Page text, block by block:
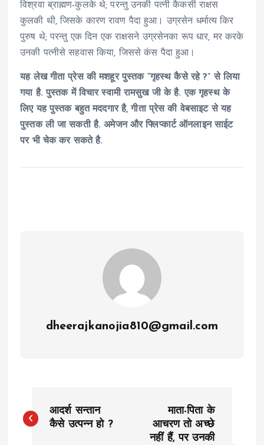
विश्रवा ब्राह्मण-कुलके थे; परन्तु उनकी पत्नी कैकसी राक्षस
कुलकी थी, जिसके कारण रावण पैदा हुआ। उग्रसेन धर्मात्य किर
पुरुष थे; परन्तु एक दिन एक राक्षसने उग्रसेनका रूप धार, मर करके
उनकी पत्नीसे सहवास किया, जिससे कंस पैदा हुआ।
यह लेख गीता प्रेस की मशहूर पुस्तक “गृहस्थ कैसे रहे ?” से लिया
गया है. पुस्तक में विचार स्वामी रामसुख जी के है. एक गृहस्थ के
लिए यह पुस्तक बहुत मददगार है, गीता प्रेस की वेबसाइट से यह
पुस्तक ली जा सकती है. अमेजन और फ्लिप्कार्ट ऑनलाइन साईट
पर भी चेक कर सकते है.
dheerajkanojia810@gmail.com
o
आदर्श सन्तान
कैसे उत्पन्न हो ?
माता-पिता के
आचरण तो अच्छे
नहीं हैं, पर उनकी